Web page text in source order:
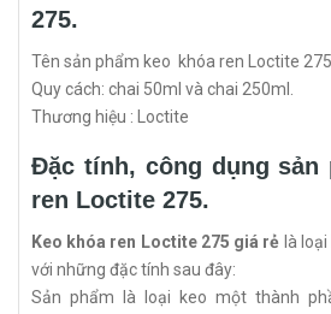
275.
Tên sản phẩm keo khóa ren Loctite 275.
Quy cách: chai 50ml và chai 250ml.
Thương hiệu : Loctite
Đặc tính, công dụng sản
ren Loctite 275.
Keo khóa ren Loctite 275 giá rẻ là
với những đặc tính sau đây:
Sản phẩm là loại keo một thành